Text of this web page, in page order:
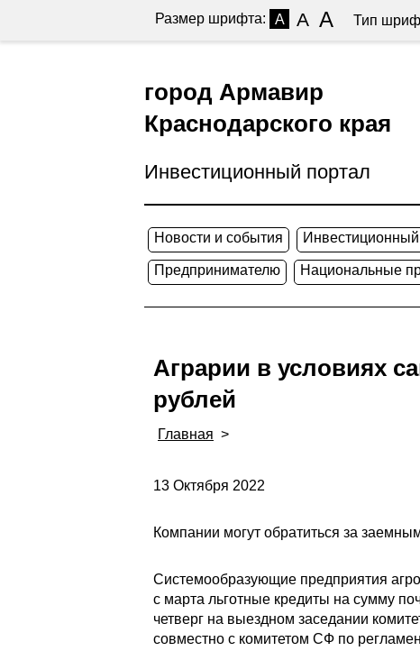
Размер шрифта: A A A Тип
город Армавир
Краснодарского края
Инвестиционный портал
Новости и события
Предпринимателю Национальные
Аграрии в условиях
рублей
Главная >
13 Октября 2022
Компании могут обратиться за
Системообразующие предприятия
с марта льготные кредиты на сумму
четверг на выездном заседании
совместно с комитетом СФ по